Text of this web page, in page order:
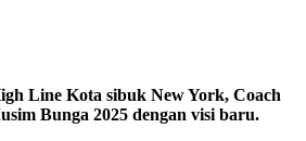
Line Kota sibuk New York, Coach
Bunga 2025 dengan visi baru.